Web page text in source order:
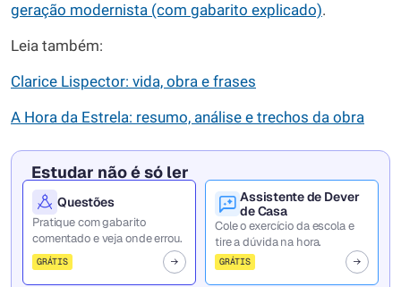
geração modernista (com gabarito explicado).
Leia também:
Clarice Lispector: vida, obra e frases
A Hora da Estrela: resumo, análise e trechos da obra
Estudar não é só ler
Questões
Pratique com gabarito
comentado e veja onde errou.
GRÁTIS
Assistente de Dever
de Casa
Cole o exercício da escola e
tire a dúvida na hora.
GRÁTIS